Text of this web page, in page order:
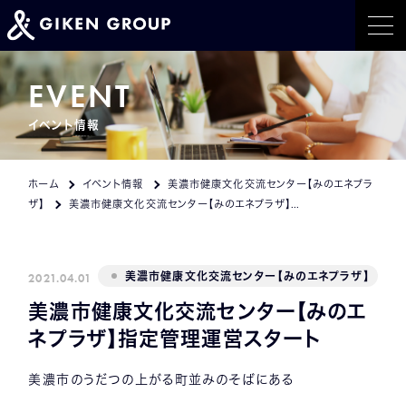
ホーム
事業紹介
採用情報
CONTACT
EVENT
イベント情報
ホーム イベント情報
美濃市健康文化交流センター【みのエネプラ
ザ】
2021.04.01 美濃市健康文化交流センター【みのエネプラザ】
美濃市健康文化交流センター【みのエ
ネプラザ】指定管理運営スタート
美濃市のうだつの上がる町並みのそばにある